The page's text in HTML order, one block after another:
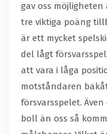
gav oss
tre viktiga poäng
är ett mycket
del lågt
att vara i låga
motståndaren
försvarsspelet.
boll än oss så